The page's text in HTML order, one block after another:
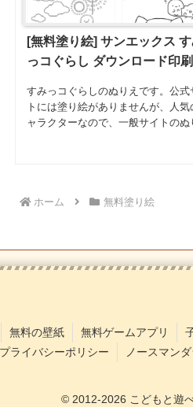
[無料塗り絵] サンエックス
っコぐらし ダウンロード印刷
すみっコぐらしのぬりえです。公式
トには塗り絵がありませんが、人気
ャラクターなので、一般サイトのぬ
ホーム
無料塗り絵
無料の壁紙 無料ゲームアプリ
プライバシーポリシー
ノースマン
© 2012-2026 こどもと遊